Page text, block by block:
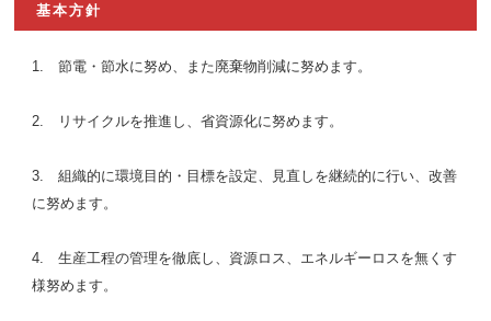
基本方針
1. 節電・節水に努め、また廃棄物削減に努めます。
2. リサイクルを推進し、省資源化に努めます。
3. 組織的に環境目的・目標を設定、見直しを継続的に行い、改善
に努めます。
4. 生産工程の管理を徹底し、資源ロス、エネルギーロスを無くす
様努めます。